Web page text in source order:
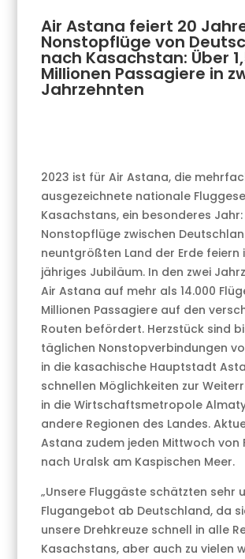
Air Astana feiert 20
Nonstopflüge von
nach Kasachstan: Über
Millionen Passagiere in
Jahrzehnten
2023 ist für Air Astana, die
ausgezeichnete nationale
Kasachstans, ein besonderes Jahr:
Nonstopflüge zwischen
neuntgrößten Land der Erde feiern
jähriges Jubiläum. In den zwei
Air Astana auf mehr als 14.000
Millionen Passagiere auf den
Routen befördert. Herzstück sind
täglichen Nonstopverbindungen
in die kasachische Hauptstadt
schnellen Möglichkeiten zur
in die Wirtschaftsmetropole
andere Regionen des Landes.
Astana zudem jeden Mittwoch von
nach Uralsk am Kaspischen Meer.
„Unsere Fluggäste schätzten sehr
Flugangebot ab Deutschland, da
unsere Drehkreuze schnell in alle
Kasachstans, aber auch zu vielen